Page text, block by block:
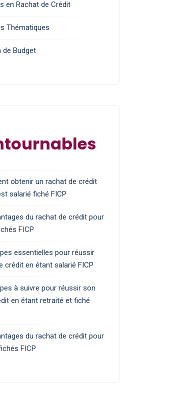
en Rachat de Crédit
Thématiques
de Budget
obtenir un rachat de crédit
salarié fiché FICP
du rachat de crédit pour
FICP
essentielles pour réussir
crédit en étant salarié FICP
à suivre pour réussir son
en étant retraité et fiché
du rachat de crédit pour
FICP